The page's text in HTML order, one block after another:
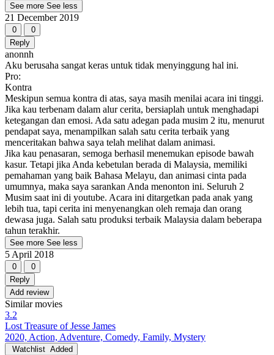
See more See less
21 December 2019
0
0
Reply
anonnh
Aku berusaha sangat keras untuk tidak menyinggung hal ini.
Pro:
Kontra
Meskipun semua kontra di atas, saya masih menilai acara ini tinggi.
Jika kau terbenam dalam alur cerita, bersiaplah untuk menghadapi
ketegangan dan emosi. Ada satu adegan pada musim 2 itu, menurut
pendapat saya, menampilkan salah satu cerita terbaik yang
menceritakan bahwa saya telah melihat dalam animasi.
Jika kau penasaran, semoga berhasil menemukan episode bawah
kasur. Tetapi jika Anda kebetulan berada di Malaysia, memiliki
pemahaman yang baik Bahasa Melayu, dan animasi cinta pada
umumnya, maka saya sarankan Anda menonton ini. Seluruh 2
Musim saat ini di youtube. Acara ini ditargetkan pada anak yang
lebih tua, tapi cerita ini menyenangkan oleh remaja dan orang
dewasa juga. Salah satu produksi terbaik Malaysia dalam beberapa
tahun terakhir.
See more See less
5 April 2018
0
0
Reply
Add review
Similar movies
3.2
Lost Treasure of Jesse James
2020, Action, Adventure, Comedy, Family, Mystery
Watchlist Added